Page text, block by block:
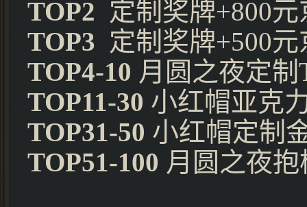
TOP2 定制奖牌+800
TOP3 定制奖牌+500
TOP4-10 月圆之夜定
TOP11-30 小红帽亚克
TOP31-50 小红帽定制
TOP51-100 月圆之夜